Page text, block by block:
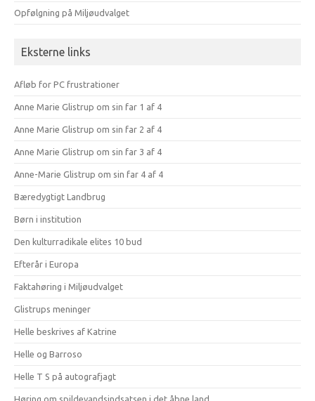
Opfølgning på Miljøudvalget
Eksterne links
Afløb for PC frustrationer
Anne Marie Glistrup om sin far 1 af 4
Anne Marie Glistrup om sin far 2 af 4
Anne Marie Glistrup om sin far 3 af 4
Anne-Marie Glistrup om sin far 4 af 4
Bæredygtigt Landbrug
Børn i institution
Den kulturradikale elites 10 bud
Efterår i Europa
Faktahøring i Miljøudvalget
Glistrups meninger
Helle beskrives af Katrine
Helle og Barroso
Helle T S på autografjagt
Høring om spildevandsindsatsen i det åbne land